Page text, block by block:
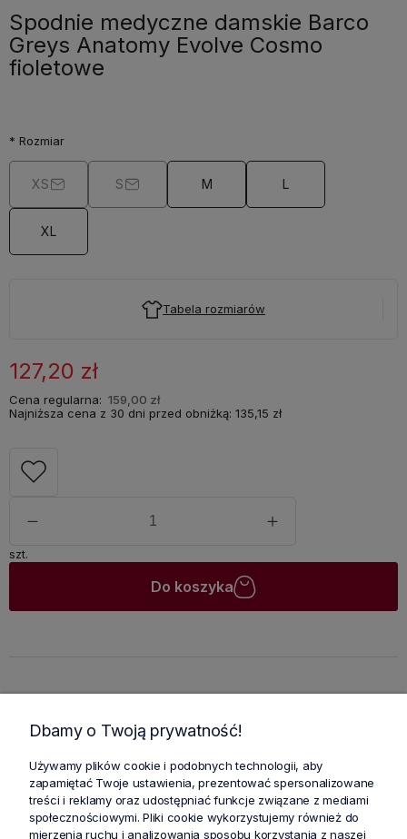
Spodnie medyczne damskie Barco
Greys Anatomy Evolve Cosmo
fioletowe
* Rozmiar
XS S M L
XL
Tabela rozmiarów
127,20 zł
Cena regularna: 159,00 zł
Najniższa cena z 30 dni przed obniżką: 135,15 zł
szt.
Do koszyka
Dbamy o Twoją prywatność!
Używamy plików cookie i podobnych technologii, aby
zapamiętać Twoje ustawienia, prezentować spersonalizowane
treści i reklamy oraz udostępniać funkcje związane z mediami
społecznościowymi. Pliki cookie wykorzystujemy również do
mierzenia ruchu i analizowania sposobu korzystania z naszej